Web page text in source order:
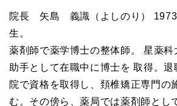
院長 矢島 義識（よしのり）
生。
薬剤師で薬学博士の整体師。 星薬科
助手として在職中に博士を 取得。退
院で資格を取得し、頚椎矯正専門の
む。その傍ら、薬局では薬剤師とし